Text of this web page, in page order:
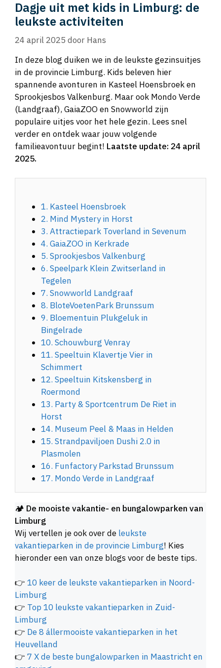
Dagje uit met kids in Limburg: de
leukste activiteiten
24 april 2025 door Hans
In deze blog duiken we in de leukste gezinsuitjes
in de provincie Limburg. Kids beleven hier
spannende avonturen in Kasteel Hoensbroek en
Sprookjesbos Valkenburg. Maar ook Mondo Verde
(Landgraaf), GaiaZOO en Snowworld zijn
populaire uitjes voor het hele gezin. Lees snel
verder en ontdek waar jouw volgende
familieavontuur begint! Laatste update: 24 april
2025.
1. Kasteel Hoensbroek
2. Mind Mystery in Horst
3. Attractiepark Toverland in Sevenum
4. GaiaZOO in Kerkrade
5. Sprookjesbos Valkenburg
6. Speelpark Klein Zwitserland in
Tegelen
7. Snowworld Landgraaf
8. BloteVoetenPark Brunssum
9. Bloementuin Plukgeluk in
Bingelrade
10. Schouwburg Venray
11. Speeltuin Klavertje Vier in
Schimmert
12. Speeltuin Kitskensberg in
Roermond
13. Party & Sportcentrum De Riet in
Horst
14. Museum Peel & Maas in Helden
15. Strandpaviljoen Dushi 2.0 in
Plasmolen
16. Funfactory Parkstad Brunssum
17. Mondo Verde in Landgraaf
🏕️ De mooiste vakantie- en bungalowparken van
Limburg
Wij vertellen je ook over de leukste
vakantieparken in de provincie Limburg! Kies
hieronder een van onze blogs voor de beste tips.
👉 10 keer de leukste vakantieparken in Noord-
Limburg
👉 Top 10 leukste vakantieparken in Zuid-
Limburg
👉 De 8 állermooiste vakantieparken in het
Heuvelland
👉 7 X de beste bungalowparken in Maastricht en